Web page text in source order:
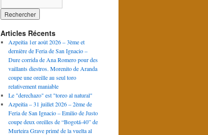
Articles Récents
Azpeitia 1er août 2026 – 3ème et
dernière de Feria de San Ignacio –
Dure corrida de Ana Romero pour des
vaillants diestros. Morenito de Aranda
coupe une oreille au seul toro
relativement maniable
Le "derechazo" est "toreo al natural"
Azpeitia – 31 juillet 2026 – 2ème de
Feria de San Ignacio – Emilio de Justo
coupe deux oreilles de “Bogotá-40” de
Murteira Grave primé de la vuelta al